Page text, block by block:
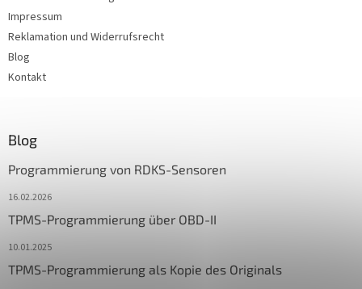
Impressum
Reklamation und Widerrufsrecht
Blog
Kontakt
Blog
Programmierung von RDKS-Sensoren
16.02.2026
TPMS-Programmierung über OBD-II
10.01.2025
TPMS-Programmierung als Kopie des Originals